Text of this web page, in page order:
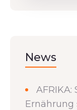
News
AFRIKA:
Ernährung